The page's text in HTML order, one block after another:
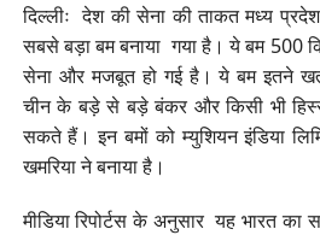
दिल्लीः देश की सेना की ताकत मध्य
सबसे बड़ा बम बनाया गया है। ये बम 500
सेना और मजबूत हो गई है। ये बम इतने
चीन के बड़े से बड़े बंकर और किसी भी
सकते हैं। इन बमों को म्युशियन इंडिया
खमरिया ने बनाया है।
मीडिया रिपोर्टस के अनुसार यह भारत